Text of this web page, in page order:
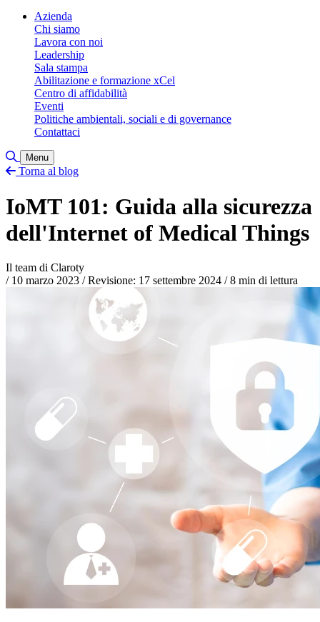
Azienda
Chi siamo
Lavora con noi
Leadership
Sala stampa
Abilitazione e formazione xCel
Centro di affidabilità
Eventi
Politiche ambientali, sociali e di governance
Contattaci
Attiva/disattiva ricerca
Menu
Torna al blog
IoMT 101: Guida alla sicurezza
dell'Internet of Medical Things
Il team di Claroty
/ 10 marzo 2023 / Revisione: 17 settembre 2024 /8 min di lettura